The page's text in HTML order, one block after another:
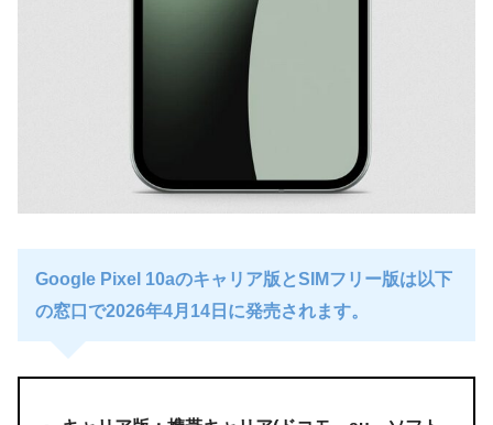
Google Pixel 10aのキャリア版とSIMフリー版は以下
の窓口で2026年4月14日に発売されます。